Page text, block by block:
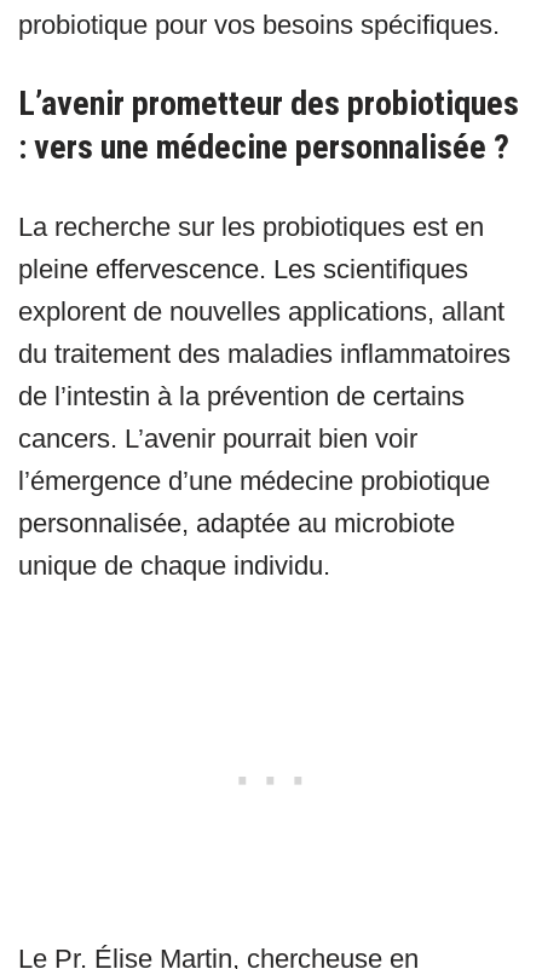
probiotique pour vos besoins spécifiques.
L’avenir prometteur des probiotiques
: vers une médecine personnalisée ?
La recherche sur les probiotiques est en
pleine effervescence. Les scientifiques
explorent de nouvelles applications, allant
du traitement des maladies inflammatoires
de l’intestin à la prévention de certains
cancers. L’avenir pourrait bien voir
l’émergence d’une médecine probiotique
personnalisée, adaptée au microbiote
unique de chaque individu.
Le Pr. Élise Martin, chercheuse en